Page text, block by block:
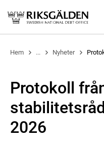
Hem ... Nyheter
Protokoll
2026